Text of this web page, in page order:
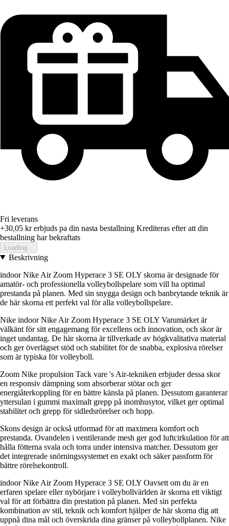
Fri leverans
+30,05 krerbjuds pa din nasta bestallning Krediteras efter att din
bestallning har bekraftats
Loading...
Beskrivning
indoor Nike Air Zoom Hyperace 3 SE OLY skorna är designade för
amatör- och professionella volleybollspelare som vill ha optimal
prestanda på planen. Med sin snygga design och banbrytande teknik är
de här skorna ett perfekt val för alla volleybollspelare.
Nike indoor Nike Air Zoom Hyperace 3 SE OLY Varumärket är
välkänt för sitt engagemang för excellens och innovation, och skor är
inget undantag. De här skorna är tillverkade av högkvalitativa material
och ger överlägset stöd och stabilitet för de snabba, explosiva rörelser
som är typiska för volleyboll.
Zoom Nike propulsion Tack vare 's Air-tekniken erbjuder dessa skor
en responsiv dämpning som absorberar stötar och ger
energiåterkoppling för en bättre känsla på planen. Dessutom garanterar
yttersulan i gummi maximalt grepp på inomhusytor, vilket ger optimal
stabilitet och grepp för sidledsrörelser och hopp.
Skons design är också utformad för att maximera komfort och
prestanda. Ovandelen i ventilerande mesh ger god luftcirkulation för att
hålla fötterna svala och torra under intensiva matcher. Dessutom ger
det integrerade snörningssystemet en exakt och säker passform för
bättre rörelsekontroll.
indoor Nike Air Zoom Hyperace 3 SE OLY Oavsett om du är en
erfaren spelare eller nybörjare i volleybollvärlden är skorna ett viktigt
val för att förbättra din prestation på planen. Med sin perfekta
kombination av stil, teknik och komfort hjälper de här skorna dig att
uppnå dina mål och överskrida dina gränser på volleybollplanen. Nike